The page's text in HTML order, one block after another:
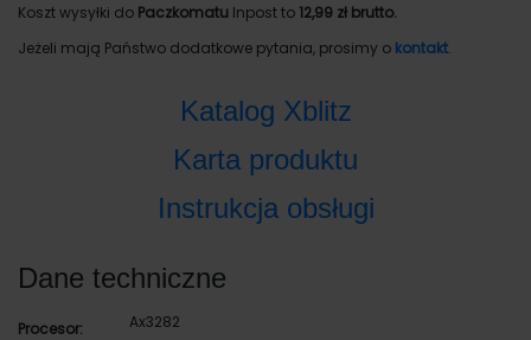
Koszt wysyłki do Paczkomatu Inpost to 12,99 zł brutto.
Jeżeli mają Państwo dodatkowe pytania, prosimy o kontakt.
Katalog Xblitz
Karta produktu
Instrukcja obsługi
Dane techniczne
Procesor:
Ax3282